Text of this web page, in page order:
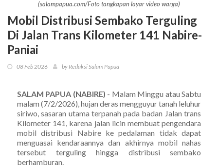
(salampapua.com/Foto tangkapan layar video warga)
Mobil Distribusi Sembako Terguling
Di Jalan Trans Kilometer 141 Nabire-
Paniai
08 Feb 2026 by Redaksi Salam Papua
SALAM PAPUA (NABIRE) - Malam Minggu atau Sabtu
malam (7/2/2026), hujan deras mengguyur tanah leluhur
siriwo, sasaran utama terpanah pada badan Jalan trans
Kilometer 141, karena jalan licin membuat pengendara
mobil distribusi Nabire ke pedalaman tidak dapat
menguasai kendaraannya dan akhirnya mobil nahas
tersebut terguling hingga distribusi sembako
berhamburan.